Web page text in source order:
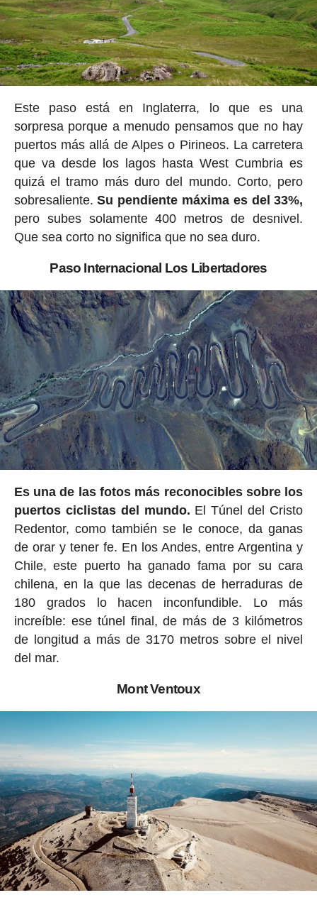
Este paso está en Inglaterra, lo que es una
sorpresa porque a menudo pensamos que no hay
puertos más allá de Alpes o Pirineos. La carretera
que va desde los lagos hasta West Cumbria es
quizá el tramo más duro del mundo. Corto, pero
sobresaliente.Su pendiente máxima es del 33%,
pero subes solamente 400 metros de desnivel.
Que sea corto no significa que no sea duro.
Paso Internacional Los Libertadores
Es una de las fotos más reconocibles sobre los
puertos ciclistas del mundo. El Túnel del Cristo
Redentor, como también se le conoce, da ganas
de orar y tener fe. En los Andes, entre Argentina y
Chile, este puerto ha ganado fama por su cara
chilena, en la que las decenas de herraduras de
180 grados lo hacen inconfundible. Lo más
increíble: ese túnel final, de más de 3 kilómetros
de longitud a más de 3170 metros sobre el nivel
del mar.
Mont Ventoux